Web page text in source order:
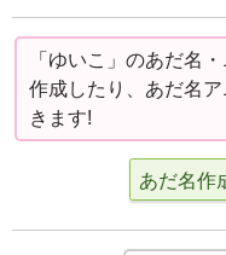
「ゆいこ」のあだ名
作成したり、あだ名
きます!
あだ名作